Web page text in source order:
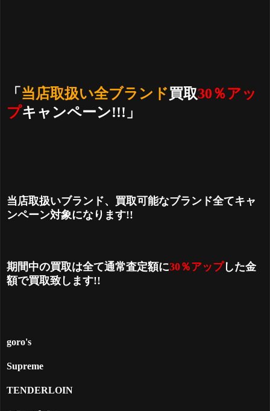
「 当店取扱い全ブランド買取30％アッ
プキャンペーン!!!」
当店取扱いブランド、買取可能なブランド全てキャ
ンペーン対象になります!!
期間中の買取は全て通常査定額に30％アップした金
額で買取致します!!
goro's
Supreme
TENDERLOIN